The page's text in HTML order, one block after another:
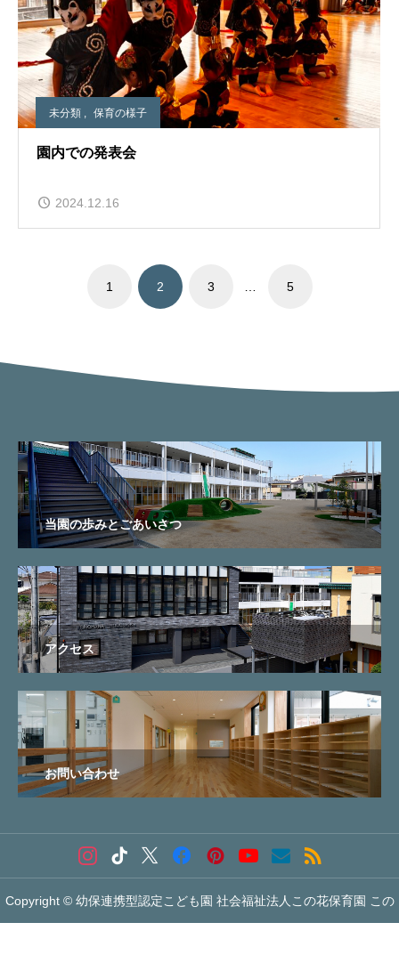
未分類 保育の様子
園内での発表会
2024.12.16
1 2 3 5
当園の歩みとごあいさつ
アクセス
お問い合わせ
Copyright © 幼保連携型認定こども園 社会福祉法人この花保育園 この